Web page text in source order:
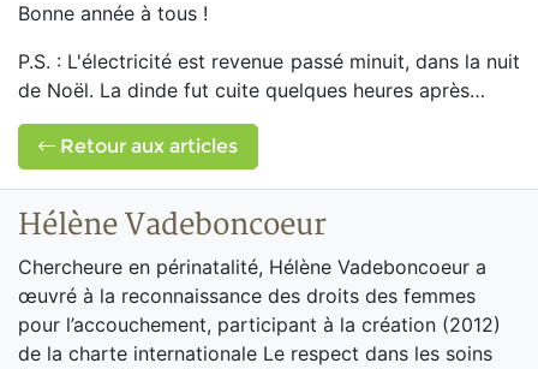
Bonne année à tous !
P.S. : L'électricité est revenue passé minuit, dans la nuit
de Noël. La dinde fut cuite quelques heures après…
Retour aux articles
Hélène Vadeboncoeur
Chercheure en périnatalité, Hélène Vadeboncoeur a
œuvré à la reconnaissance des droits des femmes
pour l’accouchement, participant à la création (2012)
de la charte internationale Le respect dans les soins